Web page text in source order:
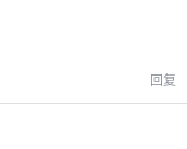
回复